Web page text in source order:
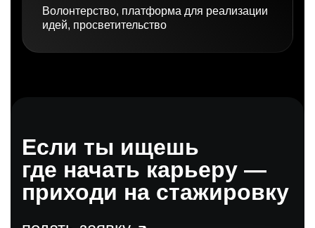
Волонтерство, платформа для реализации
идей, просветительство
Если ты ищешь
где начать карьеру —
приходи на стажировку